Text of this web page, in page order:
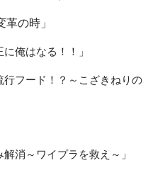
の時」
俺はなる！！」
フード！？～こざきねりの
消～ワイプラを救え～」